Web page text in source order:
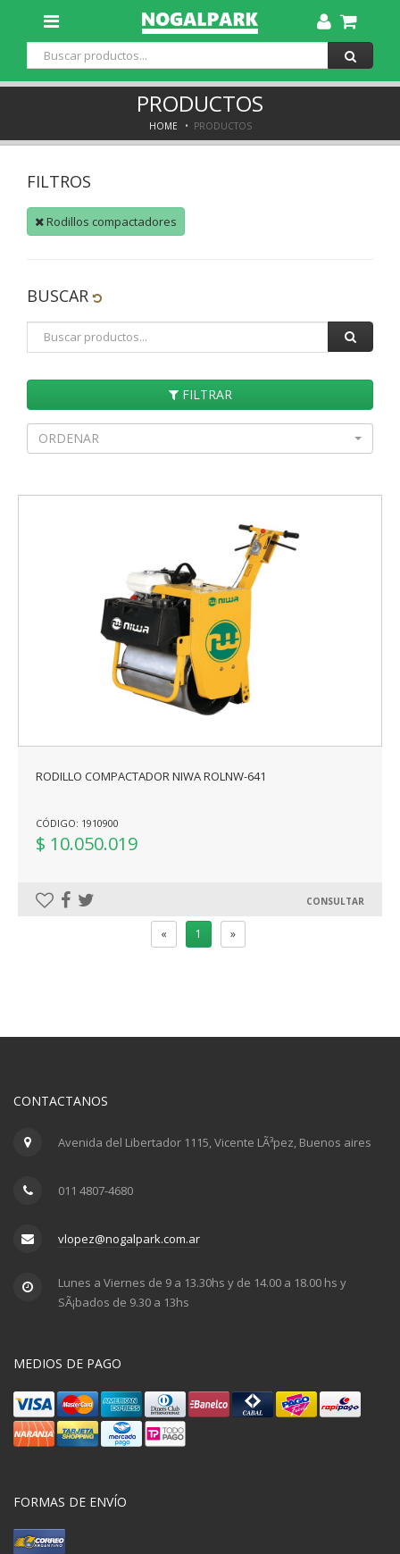
Toggle
Dropdown
PRODUCTOS
HOME PRODUCTOS
FILTROS
Rodillos compactadores
BUSCAR
FILTRAR
ORDENAR
RODILLO COMPACTADOR NIWA ROLNW-641
CÓDIGO: 1910900
$ 10.050.019
CONSULTAR
« 1 »
CONTACTANOS
Avenida del Libertador 1115, Vicente LÃ³pez, Buenos aires
011 4807-4680
vlopez@nogalpark.com.ar
Lunes a Viernes de 9 a 13.30hs y de 14.00 a 18.00 hs y
SÃ¡bados de 9.30 a 13hs
MEDIOS DE PAGO
FORMAS DE ENVÍO